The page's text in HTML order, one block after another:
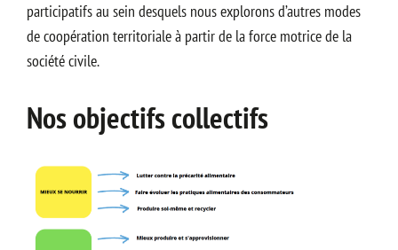
participatifs au sein desquels nous explorons d’autres modes
de coopération territoriale à partir de la force motrice de la
société civile.
Nos objectifs collectifs